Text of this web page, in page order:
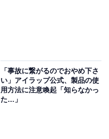
「事故に繋がるのでおやめ下さ
い」アイラップ公式、製品の使
用方法に注意喚起「知らなかっ
た…」